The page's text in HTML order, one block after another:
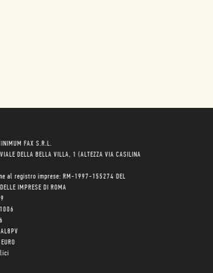
FAX S.R.L.
DELLA BELLA VILLA, 1 (ALTEZZA VIA CASILINA
al registro imprese: RM-1997-155274 DEL
IMPRESE DI ROMA